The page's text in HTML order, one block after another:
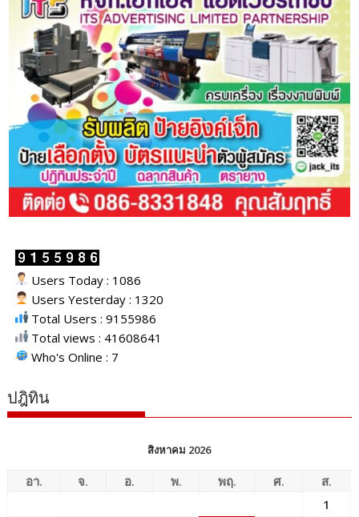
Users Today : 1086
Users Yesterday : 1320
Total Users : 9155986
Total views : 41608641
Who's Online : 7
ปฎิทิน
สิงหาคม 2026
อา. จ. อ. พ. พฤ. ศ.
ส.
1